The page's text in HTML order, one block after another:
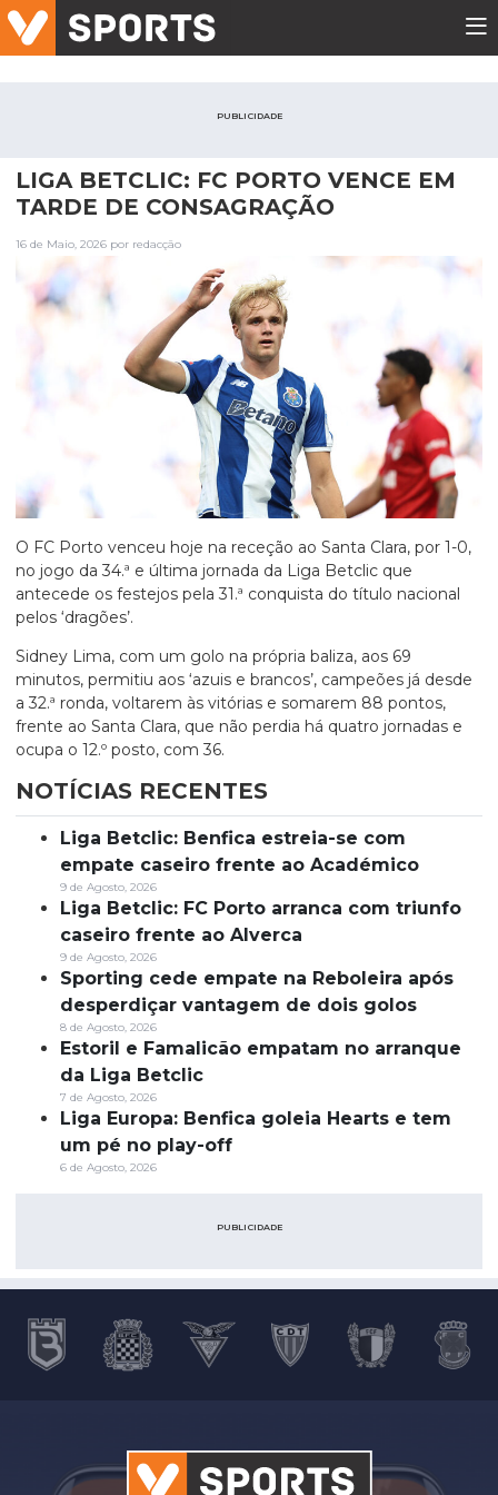
PUBLICIDADE
LIGA BETCLIC: FC PORTO VENCE EM
TARDE DE CONSAGRAÇÃO
16 de Maio, 2026 por redacção
O FC Porto venceu hoje na receção ao Santa Clara, por 1-0,
no jogo da 34.ª e última jornada da Liga Betclic que
antecede os festejos pela 31.ª conquista do título nacional
pelos ‘dragões’.
Sidney Lima, com um golo na própria baliza, aos 69
minutos, permitiu aos ‘azuis e brancos’, campeões já desde
a 32.ª ronda, voltarem às vitórias e somarem 88 pontos,
frente ao Santa Clara, que não perdia há quatro jornadas e
ocupa o 12.º posto, com 36.
NOTÍCIAS RECENTES
Liga Betclic: Benfica estreia-se com
empate caseiro frente ao Académico
9 de Agosto, 2026
Liga Betclic: FC Porto arranca com triunfo
caseiro frente ao Alverca
9 de Agosto, 2026
Sporting cede empate na Reboleira após
desperdiçar vantagem de dois golos
8 de Agosto, 2026
Estoril e Famalicão empatam no arranque
da Liga Betclic
7 de Agosto, 2026
Liga Europa: Benfica goleia Hearts e tem
um pé no play-off
6 de Agosto, 2026
PUBLICIDADE